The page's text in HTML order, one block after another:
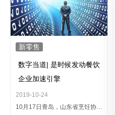
新零售
数字当道| 是时候发动餐饮
企业加速引擎
2019-10-24
10月17日青岛，山东省烹饪协会